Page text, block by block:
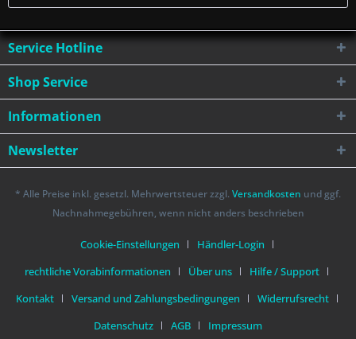
Service Hotline
Shop Service
Informationen
Newsletter
* Alle Preise inkl. gesetzl. Mehrwertsteuer zzgl. Versandkosten und ggf.
Nachnahmegebühren, wenn nicht anders beschrieben
Cookie-Einstellungen
Händler-Login
rechtliche Vorabinformationen
Über uns
Hilfe / Support
Kontakt
Versand und Zahlungsbedingungen
Widerrufsrecht
Datenschutz
AGB Impressum